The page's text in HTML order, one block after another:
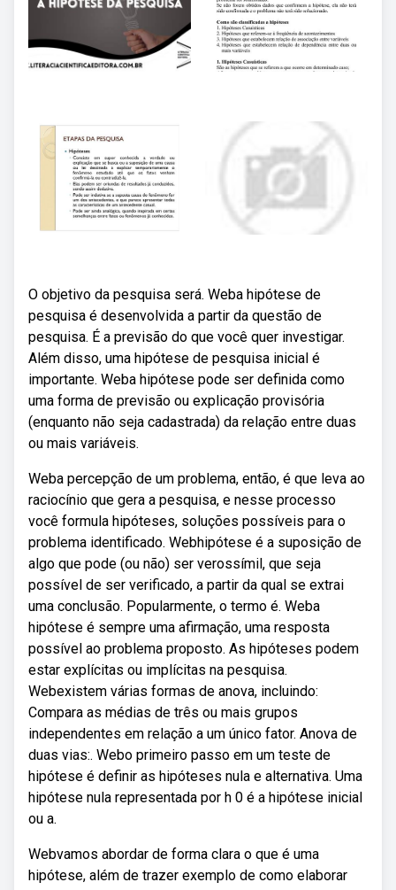
O objetivo da pesquisa será. Weba hipótese de
pesquisa é desenvolvida a partir da questão de
pesquisa. É a previsão do que você quer investigar.
Além disso, uma hipótese de pesquisa inicial é
importante. Weba hipótese pode ser definida como
uma forma de previsão ou explicação provisória
(enquanto não seja cadastrada) da relação entre duas
ou mais variáveis.
Weba percepção de um problema, então, é que leva ao
raciocínio que gera a pesquisa, e nesse processo
você formula hipóteses, soluções possíveis para o
problema identificado. Webhipótese é a suposição de
algo que pode (ou não) ser verossímil, que seja
possível de ser verificado, a partir da qual se extrai
uma conclusão. Popularmente, o termo é. Weba
hipótese é sempre uma afirmação, uma resposta
possível ao problema proposto. As hipóteses podem
estar explícitas ou implícitas na pesquisa.
Webexistem várias formas de anova, incluindo:
Compara as médias de três ou mais grupos
independentes em relação a um único fator. Anova de
duas vias:. Webo primeiro passo em um teste de
hipótese é definir as hipóteses nula e alternativa. Uma
hipótese nula representada por h 0 é a hipótese inicial
ou a.
Webvamos abordar de forma clara o que é uma
hipótese, além de trazer exemplo de como elaborar